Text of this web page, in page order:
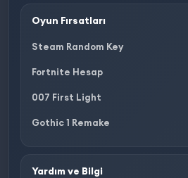
Oyun Fırsatları
Steam Random Key
Fortnite Hesap
007 First Light
Gothic 1 Remake
Yardım ve Bilgi